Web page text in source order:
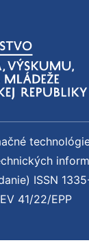
ISSN
EV 41/22/EPP